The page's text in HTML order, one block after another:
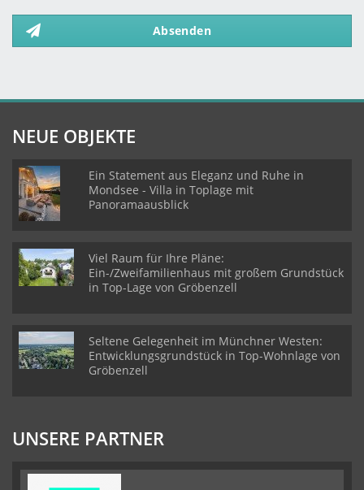
Absenden
NEUE OBJEKTE
Ein Statement aus Eleganz und Ruhe in
Mondsee - Villa in Toplage mit
Panoramaausblick
Viel Raum für Ihre Pläne:
Ein-/Zweifamilienhaus mit großem Grundstück
in Top-Lage von Gröbenzell
Seltene Gelegenheit im Münchner Westen:
Entwicklungsgrundstück in Top-Wohnlage von
Gröbenzell
UNSERE PARTNER